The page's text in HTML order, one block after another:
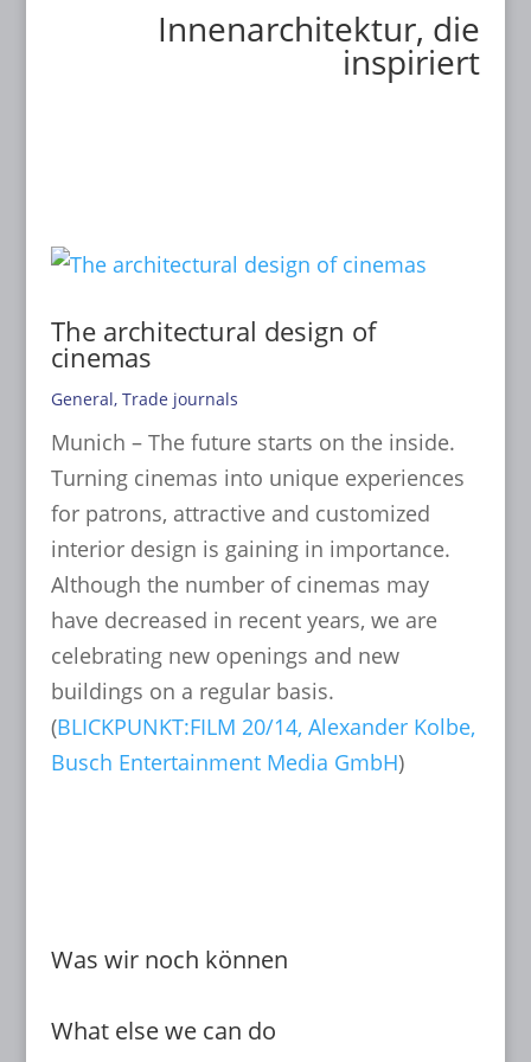
Innenarchitektur, die
inspiriert
The architectural design of
cinemas
General, Trade journals
Munich – The future starts on the inside.
Turning cinemas into unique experiences
for patrons, attractive and customized
interior design is gaining in importance.
Although the number of cinemas may
have decreased in recent years, we are
celebrating new openings and new
buildings on a regular basis.
(BLICKPUNKT:FILM 20/14, Alexander Kolbe,
Busch Entertainment Media GmbH)
Was wir noch können
What else we can do